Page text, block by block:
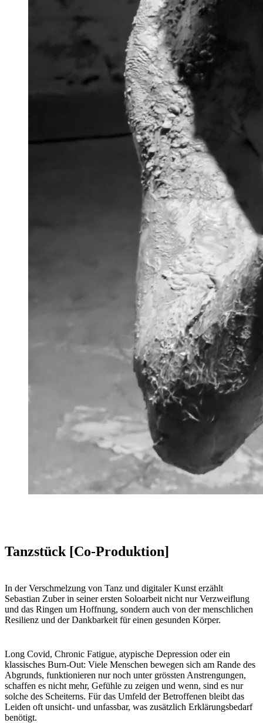
Tanzstück [Co-Produktion]
In der Verschmelzung von Tanz und digitaler Kunst erzählt
Sebastian Zuber in seiner ersten Soloarbeit nicht nur Verzweiflung
und das Ringen um Hoffnung, sondern auch von der menschlichen
Resilienz und der Dankbarkeit für einen gesunden Körper.
Long Covid, Chronic Fatigue, atypische Depression oder ein
klassisches Burn-Out: Viele Menschen bewegen sich am Rande des
Abgrunds, funktionieren nur noch unter grössten Anstrengungen,
schaffen es nicht mehr, Gefühle zu zeigen und wenn, sind es nur
solche des Scheiterns. Für das Umfeld der Betroffenen bleibt das
Leiden oft unsicht- und unfassbar, was zusätzlich Erklärungsbedarf
benötigt.